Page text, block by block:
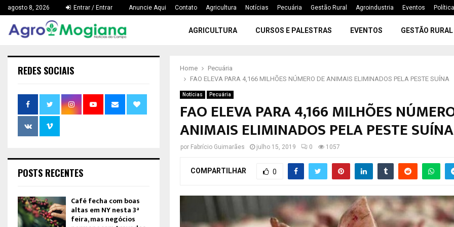
agosto 8, 2026 Entrar / Entrar Anuncie Aqui Contato Agricultura Notícias Pecuária Gestão Rural Agroindustria Eventos
AGRICULTURA CURSOS E PALESTRAS EVENTOS GESTÃO RURAL
Home
Pecuária
FAO ELEVA PARA 4,166 MILHÕES NÚMERO DE ANIMAIS ELIMINADOS PELA PESTE SUÍNA
Notícias Pecuária
FAO ELEVA PARA 4,166 MILHÕES
ANIMAIS ELIMINADOS PELA PESTE SUÍNA
por Fabrício Guimarães julho 15, 2019 0 1057
COMPARTILHAR 0
REDES SOCIAIS
POSTS RECENTES
Café fecha com boas
altas em NY nesta 3ª
feira, mas negócios